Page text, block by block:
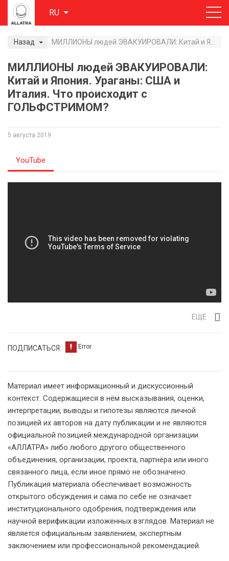
RU
Назад
МИЛЛИОНЫ людей ЭВАКУИРОВАЛИ:
Китай и Япония. Ураганы: США и
Италия. Что происходит с
ГОЛЬФСТРИМОМ?
5 августа 2019
YouTube
ЕЩЕ
ПОДПИСАТЬСЯ:
Материал имеет информационный и дискуссионный
контекст. Содержащиеся в нём высказывания, оценки,
интерпретации, выводы и гипотезы являются личной
позицией их авторов на дату публикации и не являются
официальной позицией международной организации
«АЛЛАТРА» либо любого другого общественного
объединения, организации, проекта, партнёра или иного
связанного лица, если иное прямо не обозначено.
Публикация материала обеспечивает возможность
открытого обсуждения и сама по себе не означает
институционального одобрения, подтверждения или
научной верификации изложенных взглядов. Материал не
является официальным заявлением, экспертным
заключением или профессиональной рекомендацией.